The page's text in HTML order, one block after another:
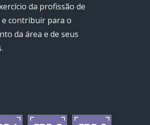
da profissão de
contribuir para o
da área e de seus